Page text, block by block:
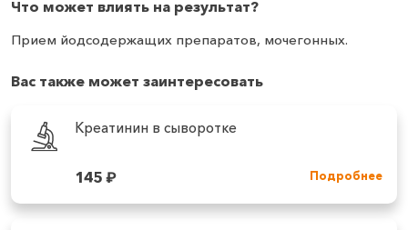
Что может влиять на результат?
Прием йодсодержащих препаратов, мочегонных.
Вас также может заинтересовать
Креатинин в сыворотке
145₽ Подробнее